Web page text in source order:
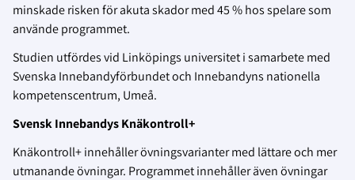
minskade risken för akuta skador med 45 % hos spelare som
använde programmet.
Studien utfördes vid Linköpings universitet i samarbete med
Svenska Innebandyförbundet och Innebandyns nationella
kompetenscentrum, Umeå.
Svensk Innebandys Knäkontroll+
Knäkontroll+ innehåller övningsvarianter med lättare och mer
utmanande övningar. Programmet innehåller även övningar